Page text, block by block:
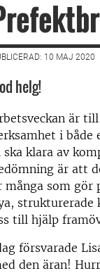
10 MAJ 2020
helg!
är
i
ska klara av
är att
många som gör
strukturerade
till hjälp
försvarade
den äran!